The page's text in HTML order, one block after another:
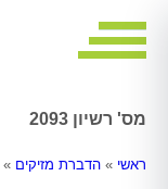
מס' רשיון 2093
ראשי » הדברת מזיקים »